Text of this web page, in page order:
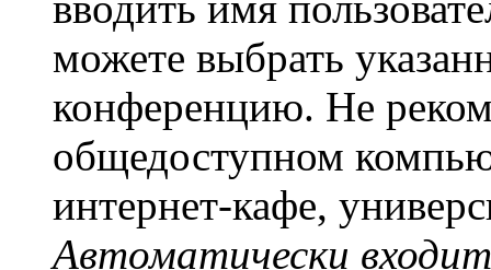
можете выбрать
конференцию. Не
общедоступном
интернет-кафе,
Автоматически